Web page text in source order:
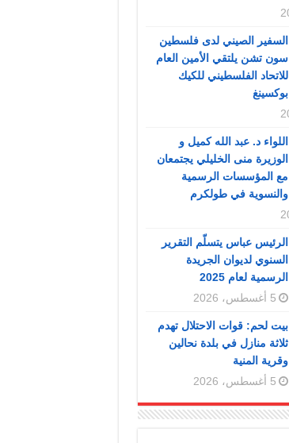
السفير الصيني لدى فلسطين
سون تشن يلتقي الأمين العام
للاتحاد الفلسطيني للكيك
بوكسينغ
اللواء د. عبد الله كميل و
الوزيرة منى الخليلي يجتمعان
مع المؤسسات الرسمية
والنسوية في طولكرم
الرئيس عباس يتسلّم التقرير
السنوي لديوان الجريدة
الرسمية لعام 2025
5 أغسطس، 2026
بيت لحم: قوات الاحتلال تهدم
ثلاثة منازل في بلدة نحالين
وقرية المنية
5 أغسطس، 2026